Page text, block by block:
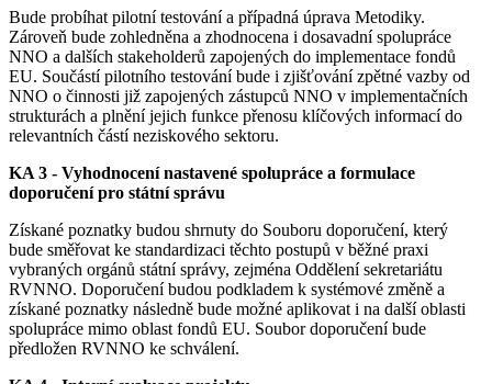
Bude probíhat pilotní testování a případná úprava Metodiky.
Zároveň bude zohledněna a zhodnocena i dosavadní spolupráce
NNO a dalších stakeholderů zapojených do implementace fondů
EU. Součástí pilotního testování bude i zjišťování zpětné vazby od
NNO o činnosti již zapojených zástupců NNO v implementačních
strukturách a plnění jejich funkce přenosu klíčových informací do
relevantních částí neziskového sektoru.
KA 3 - Vyhodnocení nastavené spolupráce a formulace
doporučení pro státní správu
Získané poznatky budou shrnuty do Souboru doporučení, který
bude směřovat ke standardizaci těchto postupů v běžné praxi
vybraných orgánů státní správy, zejména Oddělení sekretariátu
RVNNO. Doporučení budou podkladem k systémové změně a
získané poznatky následně bude možné aplikovat i na další oblasti
spolupráce mimo oblast fondů EU. Soubor doporučení bude
předložen RVNNO ke schválení.